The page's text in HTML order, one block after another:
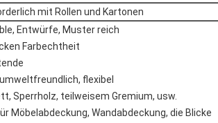
mit Rollen und Kartonen
Entwürfe, Muster reich
Farbechtheit
flexibel
Sperrholz, teilweisem Gremium, usw.
Möbelabdeckung, Wandabdeckung, die Blicke